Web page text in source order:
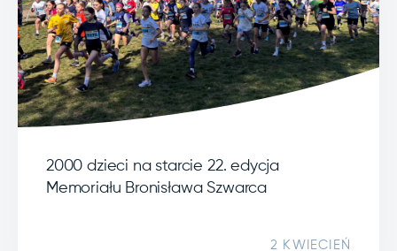
2000 dzieci na starcie 22. edycja
Memoriału Bronisława Szwarca
2 KWIECIEŃ